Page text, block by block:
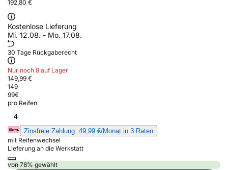
192,80 €
Kostenlose Lieferung
Mi. 12.08. - Mo. 17.08.
30 Tage Rückgaberecht
Nur noch 8 auf Lager
149,99 €
149
99€
pro Reifen
4
Zinsfreie Zahlung: 49,99 €/Monat in 3 Raten
mit Reifenwechsel
Lieferung an die Werkstatt
von 78% gewählt